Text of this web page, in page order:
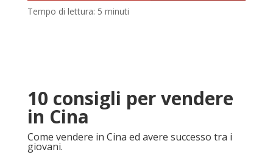
Tempo di lettura: 5 minuti
10 consigli per vendere
in Cina
Come vendere in Cina ed avere successo tra i
giovani.